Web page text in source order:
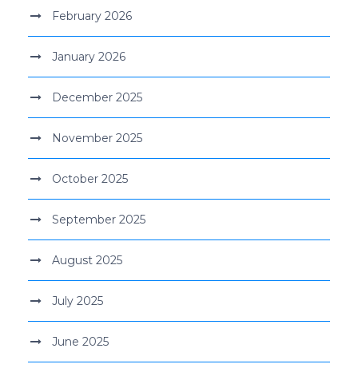
February 2026
January 2026
December 2025
November 2025
October 2025
September 2025
August 2025
July 2025
June 2025